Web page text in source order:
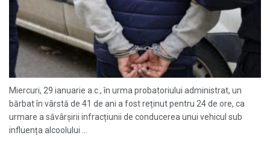
Miercuri, 29 ianuarie a.c., în urma probatoriului administrat, un
bărbat în vârstă de 41 de ani a fost reținut pentru 24 de ore, ca
urmare a săvârșirii infracțiunii de conducerea unui vehicul sub
influența alcoolului ...